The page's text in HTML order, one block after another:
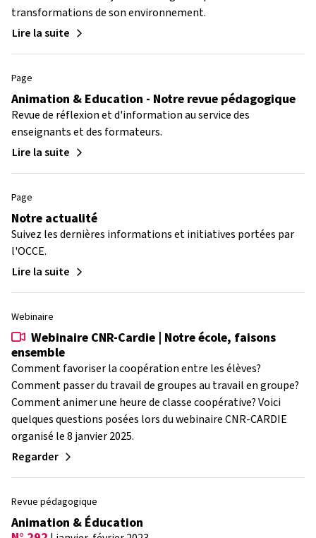
transformations de son environnement.
Lire la suite
Page
Animation & Education - Notre revue pédagogique
Revue de réflexion et d'information au service des
enseignants et des formateurs.
Lire la suite
Page
Notre actualité
Suivez les dernières informations et initiatives portées par
l'OCCE.
Lire la suite
Webinaire
Webinaire CNR-Cardie | Notre école, faisons
ensemble
Comment favoriser la coopération entre les élèves?
Comment passer du travail de groupes au travail en groupe?
Comment animer une heure de classe coopérative? Voici
quelques questions posées lors du webinaire CNR-CARDIE
organisé le 8 janvier 2025.
Regarder
Revue pédagogique
Animation & Éducation